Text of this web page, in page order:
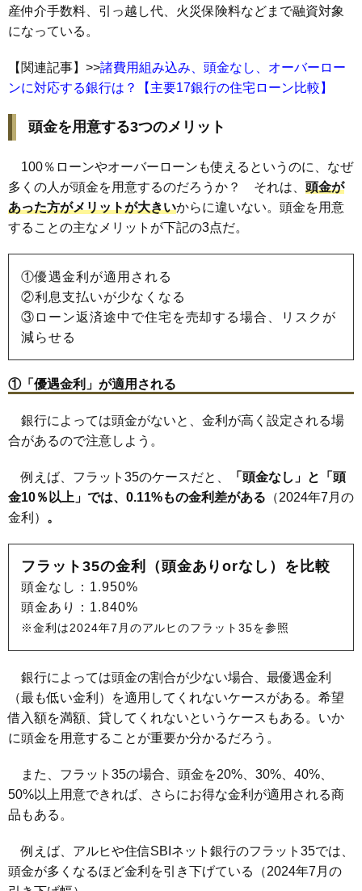
産仲介手数料、引っ越し代、火災保険料などまで融資対象
になっている。
【関連記事】 >>諸費用組み込み、頭金なし、オーバーロー
ンに対応する銀行は？【主要17銀行の住宅ローン比較】
頭金を用意する3つのメリット
100％ローンやオーバーローンも使えるというのに、なぜ
多くの人が頭金を用意するのだろうか？ それは、 頭金が
あった方がメリットが大きいからに違いない。頭金を用意
することの主なメリットが下記の3点だ。
①優遇金利が適用される
②利息支払いが少なくなる
③ローン返済途中で住宅を売却する場合、リスクが
減らせる​
​①「優遇金利」が適用される
銀行によっては頭金がないと、金利が高く設定される場
合があるので注意しよう。
例えば、フラット35のケースだと、
「頭金なし」と「頭
金10％以上」では、0.11%もの金利差がある （2024年7月の
金利） 。
フラット35の金利（頭金ありorなし）を比較
頭金なし：1.950%
頭金あり：1.840%
※金利は2024年7月のアルヒのフラット35を参照
銀行によっては頭金の割合が少ない場合、最優遇金利
（最も低い金利）を適用してくれないケースがある。希望
借入額を満額、貸してくれないというケースもある。いか
に頭金を用意することが重要か分かるだろう。
また、フラット35の場合、頭金を20%、30%、40%、
50%以上用意できれば、さらにお得な金利が適用される商
品もある。
例えば、アルヒや住信SBIネット銀行のフラット35では、
頭金が多くなるほど金利を引き下げている（2024年7月の